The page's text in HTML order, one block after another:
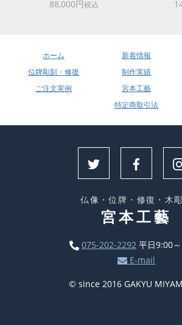
88,000円税込
ホーム 新着情報
位牌彫刻・修復
制作実績
ご注文実例
宮本工藝
特定商取引法
仏像・位牌・修復・木
宮本工藝
075-202-2292 平日9:00
E-mail
© since 2016 GAKYU